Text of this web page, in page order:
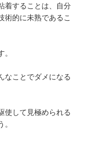
着することは、自分
術的に未熟であるこ
なことでダメになる
使して見極められる